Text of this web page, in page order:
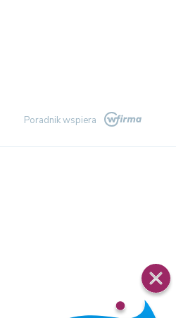
Poradnik wspiera